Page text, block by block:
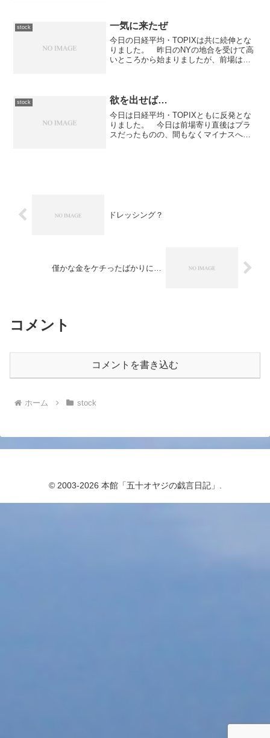
一段安となり揉み合...
stock 一気に来たぜ
今日の日経平均・TOPIXは共に続伸とな
りました。 昨日のNYの地合を受けて高
いところから始まりましたが、前場は
ましたが、...
stock 欲を出せば…
今日は日経平均・TOPIXともに反発とな
りました。 今日は前場寄り直後はプラ
スだったものの、間もなくマイナスへ転
ドレッシング？
僅かな金をケチったばかりに…
コメント
コメントを書き込む
ホーム stock
© 2003-2026 本館「五十オヤジの戯言日記」.